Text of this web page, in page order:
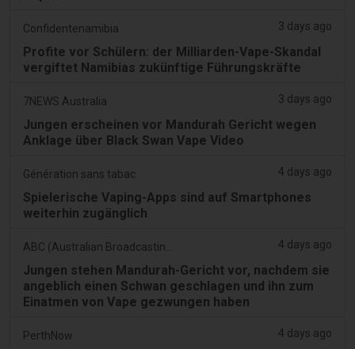
Confidentenamibia 3 days ago
Profite vor Schülern: der Milliarden-Vape-Skandal
vergiftet Namibias zukünftige Führungskräfte
7NEWS Australia 3 days ago
Jungen erscheinen vor Mandurah Gericht wegen
Anklage über Black Swan Vape Video
Génération sans tabac 4 days ago
Spielerische Vaping-Apps sind auf Smartphones
weiterhin zugänglich
4 days ago
Jungen stehen Mandurah-Gericht vor, nachdem sie
angeblich einen Schwan geschlagen und ihn zum
Einatmen von Vape gezwungen haben
PerthNow 4 days ago